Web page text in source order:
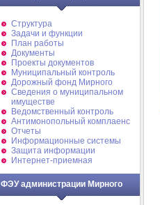
Структура
Задачи и функции
План работы
Документы
Проекты документов
Муниципальный контроль
Дорожный фонд Мирного
Cведения о муниципальном
имуществе
Ведомственный контроль
Антимонопольный комплаенс
Отчеты
Информационные системы
Защита информации
Интернет-приемная
ФЭУ администрации Мирного